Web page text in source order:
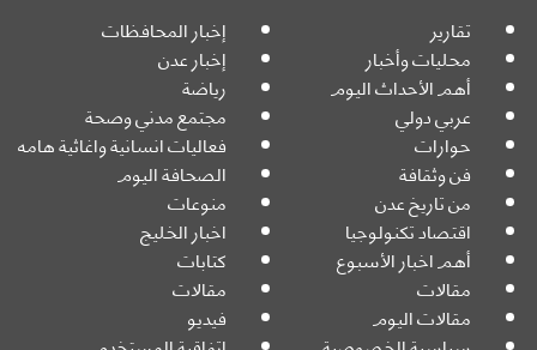
تقارير إخبار المحافظات
محليات وأخبار إخبار عدن
أهم الأحداث اليوم رياضة
عربي دولي مجتمع مدني وصحة
حوارات فعاليات انسانية واغاثية هامه
فن وثقافة الصحافة اليوم
من تاريخ عدن منوعات
اقتصاد تكنولوجيا اخبار الخليج
أهم اخبار الأسبوع كتابات
مقالات مقالات
مقالات اليوم فيديو